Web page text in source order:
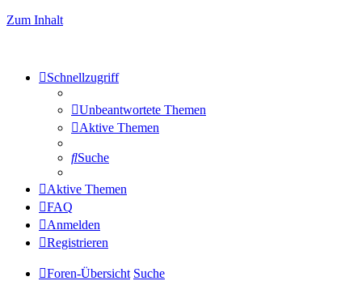
Zum Inhalt
Schnellzugriff
Unbeantwortete Themen
Aktive Themen
Suche
Aktive Themen
FAQ
Anmelden
Registrieren
Foren-Übersicht Suche